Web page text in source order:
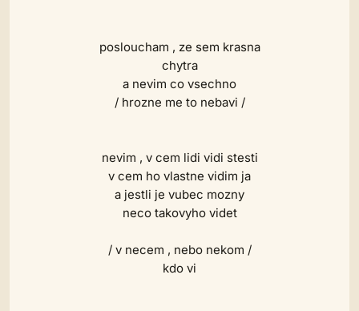
posloucham , ze sem krasna
chytra
a nevim co vsechno
/ hrozne me to nebavi /
nevim , v cem lidi vidi stesti
v cem ho vlastne vidim ja
a jestli je vubec mozny
neco takovyho videt
/ v necem , nebo nekom /
kdo vi